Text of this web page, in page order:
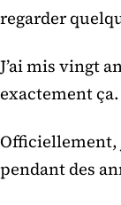
regarder
J’ai mis vingt
exactement ça.
Officiellement,
pendant des